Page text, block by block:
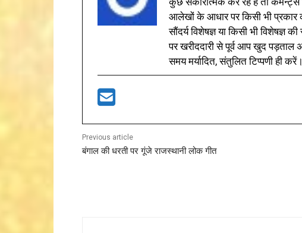
आलेखों के आधार पर किसी भी प्रकार
सौंदर्य विशेषज्ञ या किसी भी
पर खरीददारी से पूर्व आप खुद
समय मर्यादित, संतुलित टिप्पणी ही करें।
Previous article
बंगाल की धरती पर गूंजे राजस्थानी लोक गीत